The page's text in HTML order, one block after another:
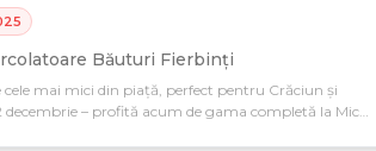
Băuturi Fierbinți
cele mai mici din piață, perfect pentru Crăciun și
– profită acum de gama completă la Micul